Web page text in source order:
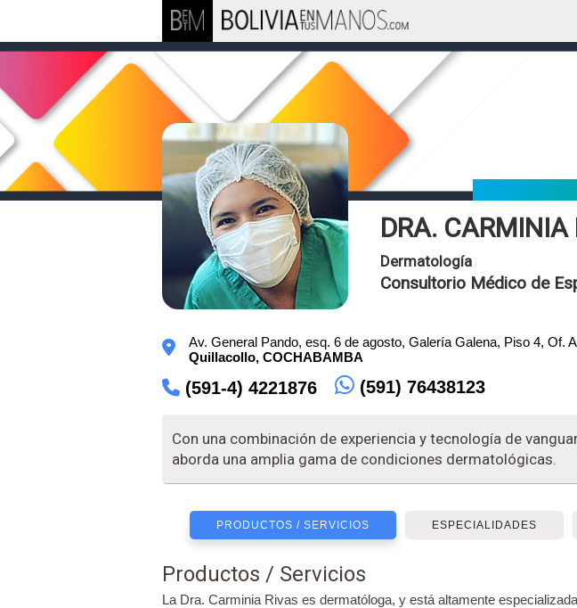
DRA. CARMINIA
Dermatología
Consultorio Médico de
Av. General Pando, esq. 6 de agosto, Galería Galena, Piso 4, Of.
Quillacollo, COCHABAMBA
(591-4) 4221876 (591) 76438123
Con una combinación de experiencia y tecnología de
aborda una amplia gama de condiciones dermatológicas.
PRODUCTOS / SERVICIOS ESPECIALIDADES
Productos / Servicios
La Dra. Carminia Rivas es dermatóloga, y está altamente